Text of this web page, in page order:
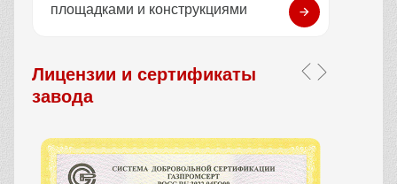
площадками и конструкциями
Лицензии и сертификаты
завода